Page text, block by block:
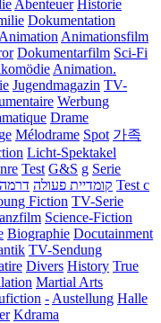
Abenteuer Historie
Dokumentation
Animation Animationsfilm
Dokumentarfilm Sci-Fi
Animation.
Jugendmagazin TV-
Werbung
Drame
Mélodrame Spot 가족
Licht-Spektakel
Test G&S g Serie
קומדיית פעולה Test c
Fiction TV-Serie
Science-Fiction
Biographie Docutainment
TV-Sendung
Divers History True
Martial Arts
- Austellung Halle
Kdrama